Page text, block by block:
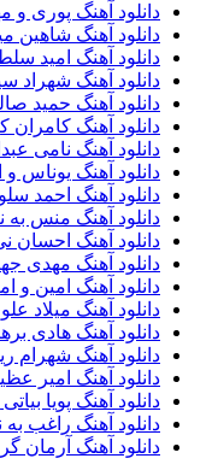
دانلود آهنگ پوری و
دانلود آهنگ شاهین
دانلود آهنگ امید
دانلود آهنگ شهراد
دانلود آهنگ حمید
دانلود آهنگ کامران
دانلود آهنگ نامی
دانلود آهنگ یوناس و
دانلود آهنگ احمد
دانلود آهنگ منس به
دانلود آهنگ احسان
دانلود آهنگ مهدی
دانلود آهنگ امین و
دانلود آهنگ میلاد
دانلود آهنگ هادی
دانلود آهنگ شهرام
دانلود آهنگ امیر
دانلود آهنگ پویا
دانلود آهنگ راغب
دانلود آهنگ آرمان